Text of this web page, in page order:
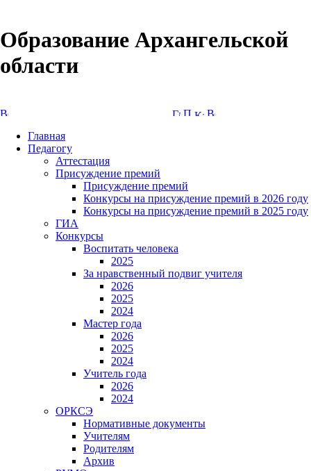
Образование Архангельской
области
Главная
Педагогу
Аттестация
Присуждение премий
Присуждение премий
Конкурсы на присуждение премий в 2026 году
Конкурсы на присуждение премий в 2025 году
ГИА
Конкурсы
Воспитать человека
2025
За нравственный подвиг учителя
2026
2025
2024
Мастер года
2026
2025
2024
Учитель года
2026
2024
ОРКСЭ
Нормативные документы
Учителям
Родителям
Архив